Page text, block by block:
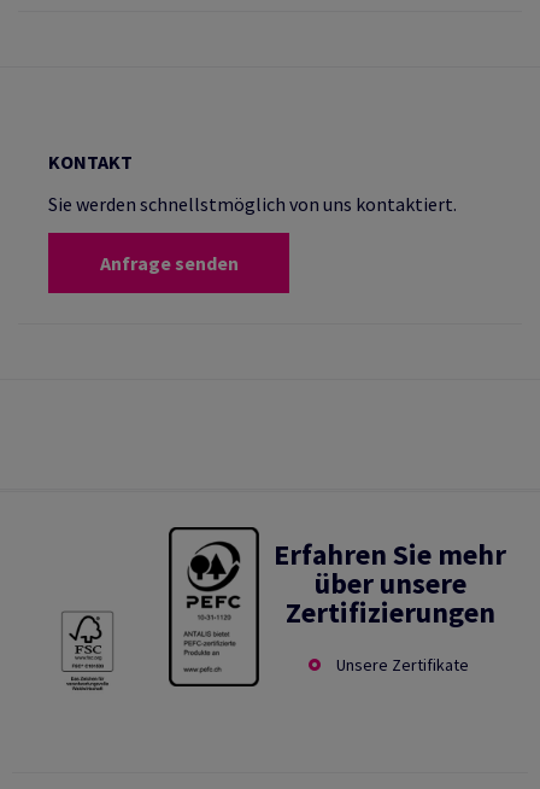
KONTAKT
Sie werden schnellstmöglich von uns kontaktiert.
Anfrage senden
Erfahren Sie mehr
über unsere
Zertifizierungen
Unsere Zertifikate